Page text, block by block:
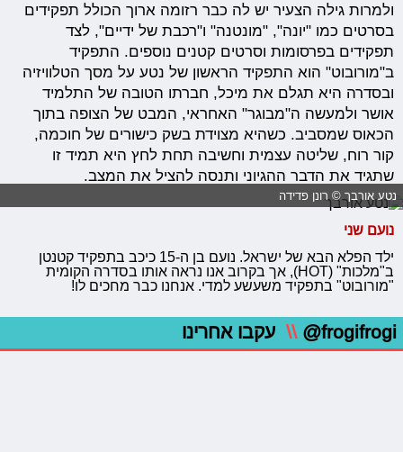
ולמרות גילה הצעיר יש לה כבר רזומה ארוך הכולל תפקידים
בסרטים כמו "יונה", "מונטנה" ו"רכבת של ידיים", לצד
תפקידים בפרסומות וסרטים קטנים נוספים. התפקיד
ב"מורובוט" הוא התפקיד הראשון של נטע על מסך הטלוויזיה
ובסדרה היא תגלם את מיכל, חברתו הטובה של התלמיד
אושר ולמעשה ה"מבוגר" האחראי, המבט של הצופה בתוך
הכאוס שמסביב. כשהיא מצוידת בשק כישורים של חוכמה,
קור רוח, שליטה עצמית וחשיבה תחת לחץ היא תמיד זו
שתגיד את הדבר ההגיוני ותנסה להציל את המצב.
נטע אורבך © רונן פדידה
נועם שני
ילד הפלא הבא של ישראל. נועם בן ה-15 כיכב בתפקיד קטנטן
ב"מלכות" (HOT), אך בקרוב אנו נראה אותו בסדרה הקומית
"מורובוט" בתפקיד משעשע למדי. אנחנו כבר מחכים לו!
@frogifrogi
\\ עקבו אחרינו